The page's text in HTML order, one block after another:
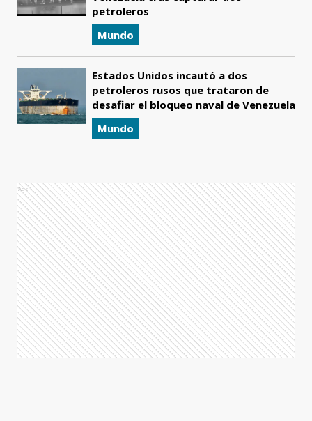
petroleros
Mundo
Estados Unidos incautó a dos
petroleros rusos que trataron de
desafiar el bloqueo naval de Venezuela
Mundo
Ads